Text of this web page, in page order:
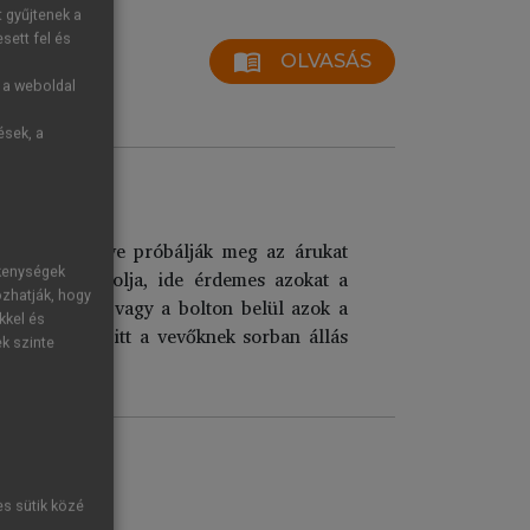
menu_book OLVASÁS
véve próbálják meg az árukat
vásárolja, ide érdemes azokat a
vége, vagy a bolton belül azok a
hiszen itt a vevőknek sorban állás
a
fel és
weboldal
a
hogy
és
szinte
sütik közé